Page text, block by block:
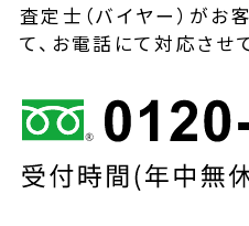
査定士（バイヤー）がお
て、お電話にて対応させ